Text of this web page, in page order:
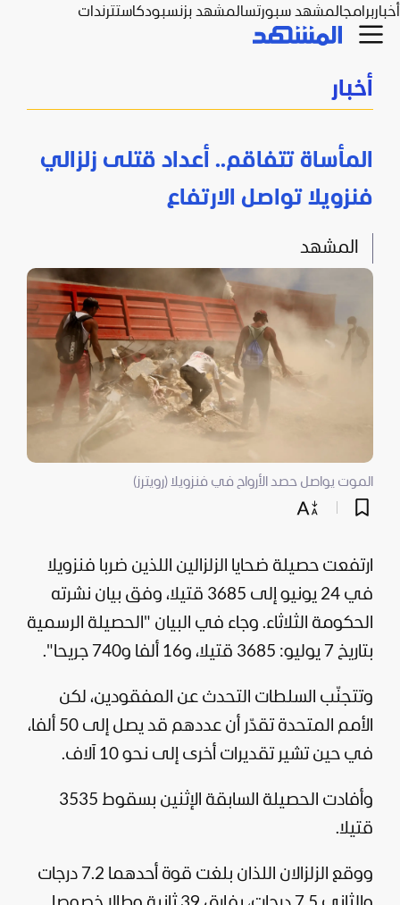
أخباربرامجالمشهد سبورتسالمشهد بزنسبودكاستترندات
أخبار
المأساة تتفاقم.. أعداد قتلى زلزالي
فنزويلا تواصل الارتفاع
المشهد
الموت يواصل حصد الأرواح في فنزويلا (رويترز)
ارتفعت حصيلة ضحايا الزلزالين اللذين ضربا فنزويلا
في 24 يونيو إلى 3685 قتيلا، وفق بيان نشرته
الحكومة الثلاثاء. وجاء في البيان "الحصيلة الرسمية
بتاريخ 7 يوليو: 3685 قتيلا، و16 ألفا و740 جريحا".
وتتجنّب السلطات التحدث عن المفقودين، لكن
الأمم المتحدة تقدّر أن عددهم قد يصل إلى 50 ألفا،
في حين تشير تقديرات أخرى إلى نحو 10 آلاف.
وأفادت الحصيلة السابقة الإثنين بسقوط 3535
قتيلا.
ووقع الزلزالان اللذان بلغت قوة أحدهما 7.2 درجات